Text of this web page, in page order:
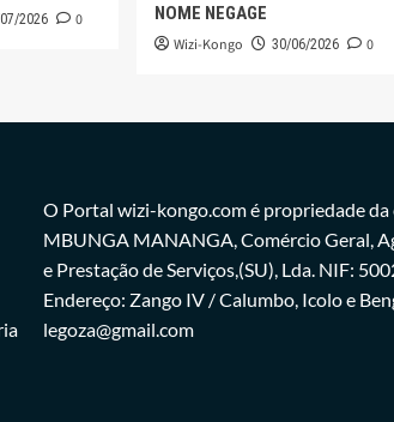
2026 0
NOME NEGAGE
Wizi-Kongo 30/06/2026 0
O Portal wizi-kongo.com é propriedade da
MBUNGA MANANGA, Comércio Geral,
e Prestação de Serviços,(SU), Lda. NIF:
Endereço: Zango IV / Calumbo, Icolo e
legoza@gmail.com